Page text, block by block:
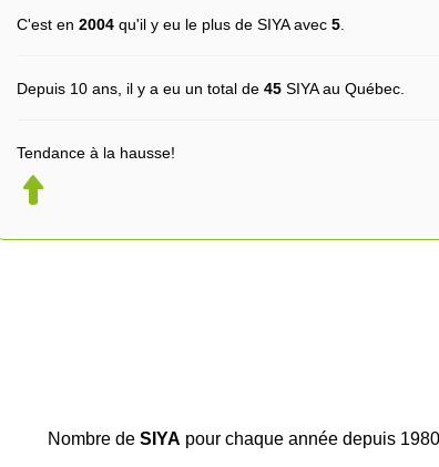
C'est en 2004 qu'il y eu le plus de SIYA avec 5
Depuis 10 ans, il y a eu un total de 45 SIYA au Québec.
Tendance à la hausse!
Nombre de SIYA pour chaque année depuis